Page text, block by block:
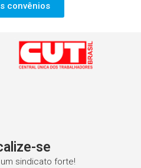
convênios
se
sindicato forte!